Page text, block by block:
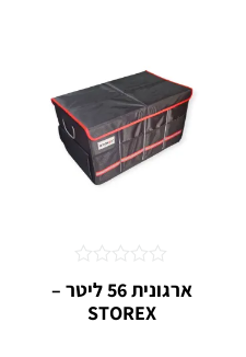
ארגונית 56 ליטר –
STOREX
0